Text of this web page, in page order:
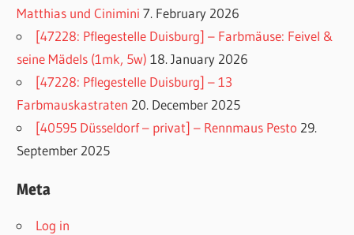
Matthias und Cinimini 7. February 2026
[47228: Pflegestelle Duisburg] – Farbmäuse: Feivel &
seine Mädels (1mk, 5w) 18. January 2026
[47228: Pflegestelle Duisburg] – 13
Farbmauskastraten 20. December 2025
[40595 Düsseldorf – privat] – Rennmaus Pesto 29.
September 2025
Meta
Log in